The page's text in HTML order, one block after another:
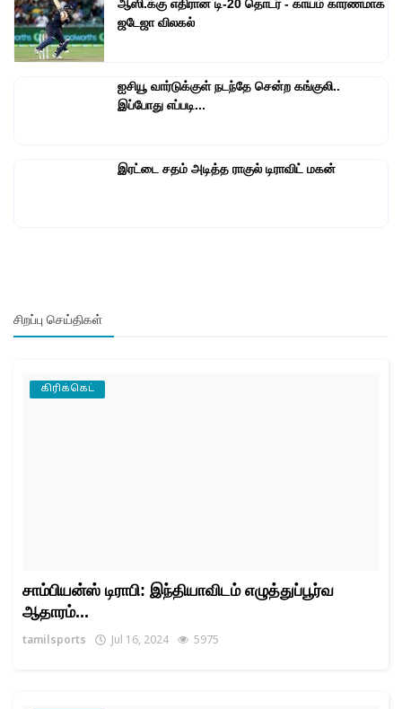
ஆஸி.க்கு எதிரான டி-20 தொடர் - காயம் காரணமாக
ஜடேஜா விலகல்
ஐசியூ வார்டுக்குள் நடந்தே சென்ற கங்குலி..
இப்போது எப்படி...
இரட்டை சதம் அடித்த ராகுல் டிராவிட் மகன்
சிறப்பு செய்திகள்
கிரிக்கெட்
சாம்பியன்ஸ் டிராபி: இந்தியாவிடம் எழுத்துப்பூர்வ
ஆதாரம்...
tamilsports Jul 16, 2024 5975